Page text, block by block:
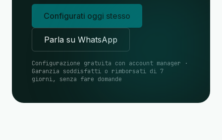
Configurati oggi stesso
Parla su WhatsApp
Configurazione gratuita con account manager ·
Garanzia soddisfatti o rimborsati di 7
giorni, senza fare domande